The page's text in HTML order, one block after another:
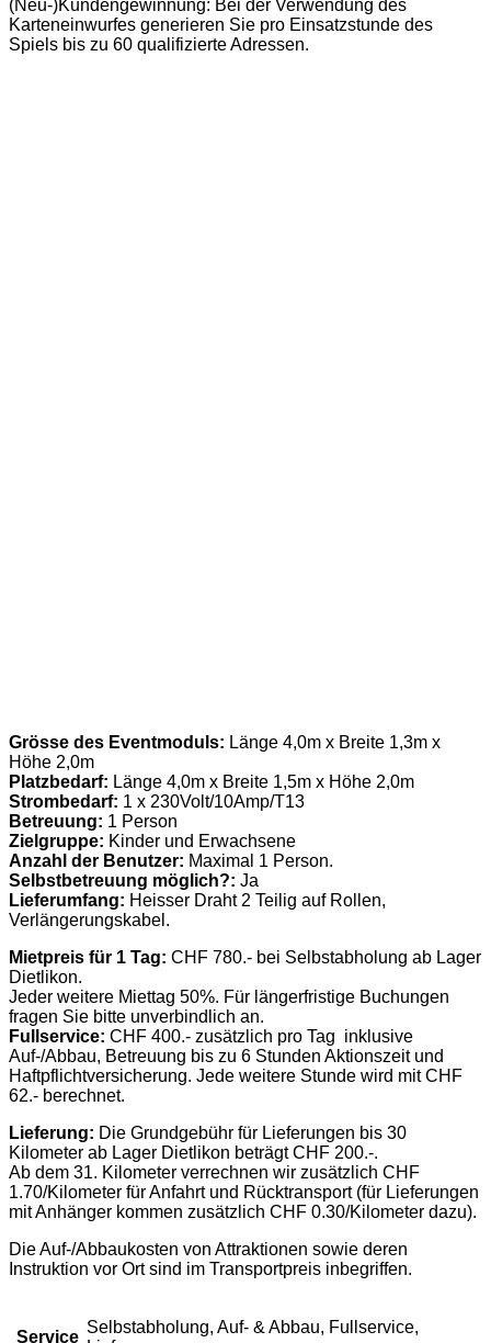
(Neu-)Kundengewinnung: Bei der Verwendung des
Karteneinwurfes generieren Sie pro Einsatzstunde des
Spiels bis zu 60 qualifizierte Adressen.
Grösse des Eventmoduls: Länge 4,0m x Breite 1,3m x
Höhe 2,0m
Platzbedarf: Länge 4,0m x Breite 1,5m x Höhe 2,0m
Strombedarf: 1 x 230Volt/10Amp/T13
Betreuung: 1 Person
Zielgruppe: Kinder und Erwachsene
Anzahl der Benutzer: Maximal 1 Person.
Selbstbetreuung möglich?: Ja
Lieferumfang: Heisser Draht 2 Teilig auf Rollen,
Verlängerungskabel.
Mietpreis für 1 Tag: CHF 780.- bei Selbstabholung ab Lager
Dietlikon.
Jeder weitere Miettag 50%. Für längerfristige Buchungen
fragen Sie bitte unverbindlich an.
Fullservice: CHF 400.- zusätzlich pro Tag inklusive
Auf-/Abbau, Betreuung bis zu 6 Stunden Aktionszeit und
Haftpflichtversicherung. Jede weitere Stunde wird mit CHF
62.- berechnet.
Lieferung: Die Grundgebühr für Lieferungen bis 30
Kilometer ab Lager Dietlikon beträgt CHF 200.-.
Ab dem 31. Kilometer verrechnen wir zusätzlich CHF
1.70/Kilometer für Anfahrt und Rücktransport (für Lieferungen
mit Anhänger kommen zusätzlich CHF 0.30/Kilometer dazu).
Die Auf-/Abbaukosten von Attraktionen sowie deren
Instruktion vor Ort sind im Transportpreis inbegriffen.
Service
Selbstabholung, Auf- & Abbau, Fullservice,